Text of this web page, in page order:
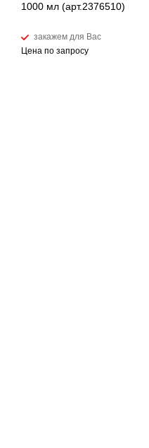
1000 мл (арт.2376510)
закажем для Вас
Цена по запросу